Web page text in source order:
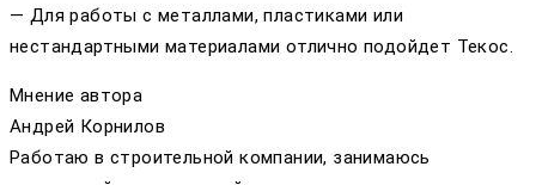
— Для работы с металлами, пластиками или
нестандартными материалами отлично подойдет Текос.
Мнение автора
Андрей Корнилов
Работаю в строительной компании, занимаюсь